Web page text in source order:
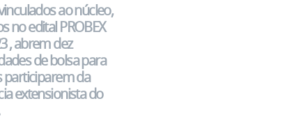
ao núcleo,
no edital PROBEX
, abrem dez
de bolsa para
participarem da
extensionista do